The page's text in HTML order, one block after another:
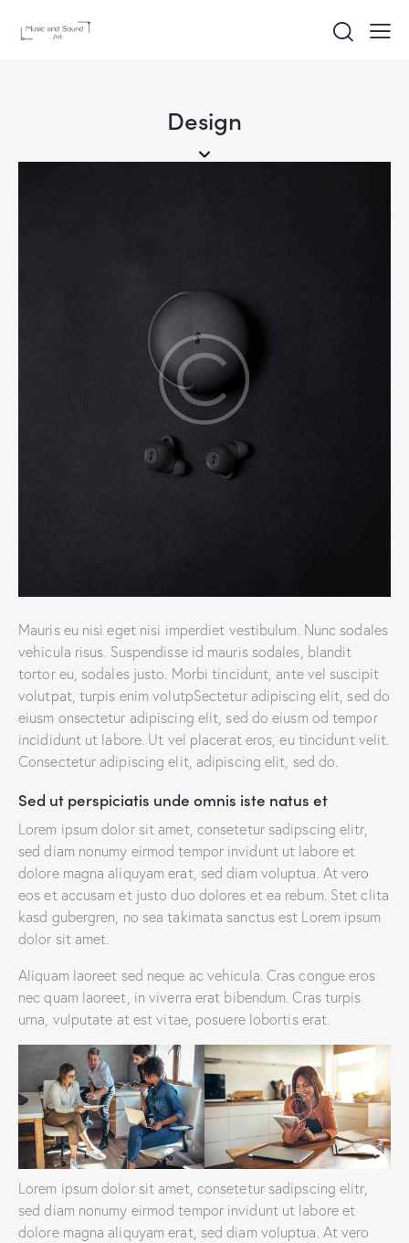
Design
Mauris eu nisi eget nisi imperdiet vestibulum. Nunc sodales
vehicula risus. Suspendisse id mauris sodales, blandit
tortor eu, sodales justo. Morbi tincidunt, ante vel suscipit
volutpat, turpis enim volutpSectetur adipiscing elit, sed do
eiusm onsectetur adipiscing elit, sed do eiusm od tempor
incididunt ut labore. Ut vel placerat eros, eu tincidunt velit.
Consectetur adipiscing elit, adipiscing elit, sed do.
Sed ut perspiciatis unde omnis iste natus et
Lorem ipsum dolor sit amet, consetetur sadipscing elitr,
sed diam nonumy eirmod tempor invidunt ut labore et
dolore magna aliquyam erat, sed diam voluptua. At vero
eos et accusam et justo duo dolores et ea rebum. Stet clita
kasd gubergren, no sea takimata sanctus est Lorem ipsum
dolor sit amet.
Aliquam laoreet sed neque ac vehicula. Cras congue eros
nec quam laoreet, in viverra erat bibendum. Cras turpis
urna, vulputate at est vitae, posuere lobortis erat.
Lorem ipsum dolor sit amet, consetetur sadipscing elitr,
sed diam nonumy eirmod tempor invidunt ut labore et
dolore magna aliquyam erat, sed diam voluptua. At vero